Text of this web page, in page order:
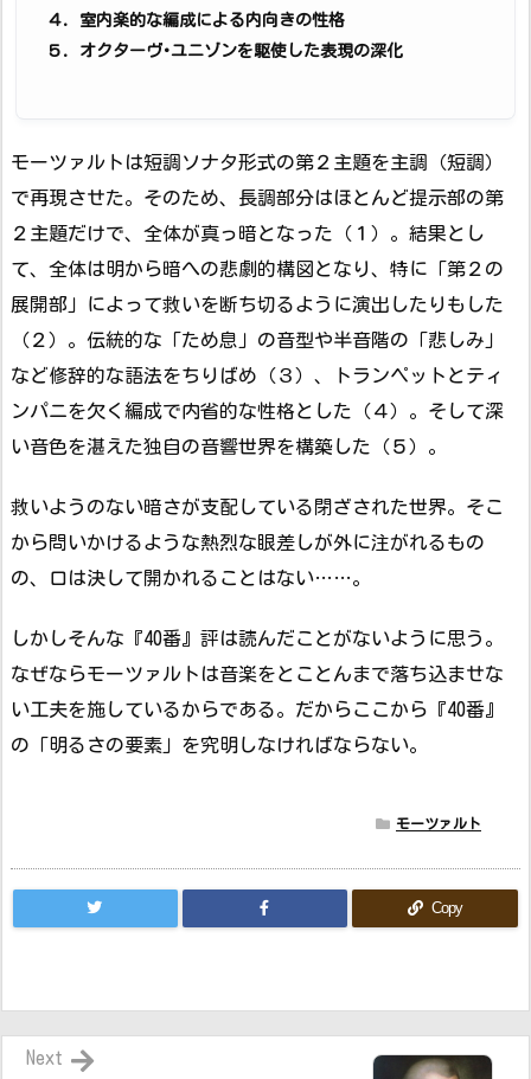
４．室内楽的な編成による内向きの性格
５．オクターヴ･ユニゾンを駆使した表現の深化
モーツァルトは短調ソナタ形式の第２主題を主調（短調）
で再現させた。そのため、長調部分はほとんど提示部の第
２主題だけで、全体が真っ暗となった（１）。結果とし
て、全体は明から暗への悲劇的構図となり、特に「第２の
展開部」によって救いを断ち切るように演出したりもした
（２）。伝統的な「ため息」の音型や半音階の「悲しみ」
など修辞的な語法をちりばめ（３）、トランペットとティ
ンパニを欠く編成で内省的な性格とした（４）。そして深
い音色を湛えた独自の音響世界を構築した（５）。
救いようのない暗さが支配している閉ざされた世界。そこ
から問いかけるような熱烈な眼差しが外に注がれるもの
の、口は決して開かれることはない……。
しかしそんな『40番』評は読んだことがないように思う。
なぜならモーツァルトは音楽をとことんまで落ち込ませな
い工夫を施しているからである。だからここから『40番』
の「明るさの要素」を究明しなければならない。
モーツァルト
Copy
Next